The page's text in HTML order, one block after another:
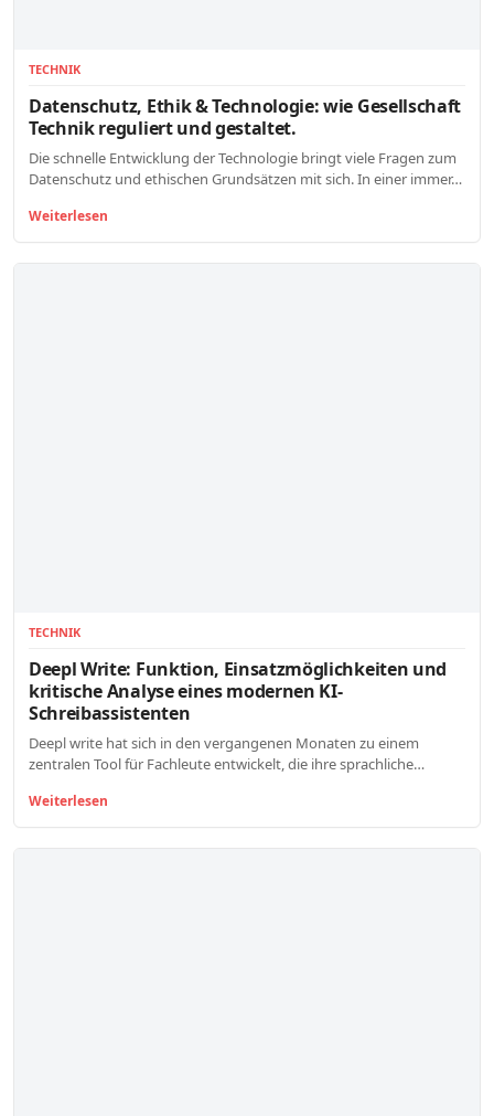
TECHNIK
Datenschutz, Ethik & Technologie: wie Gesellschaft
Technik reguliert und gestaltet.
Die schnelle Entwicklung der Technologie bringt viele Fragen zum
Datenschutz und ethischen Grundsätzen mit sich. In einer immer…
Weiterlesen
TECHNIK
Deepl Write: Funktion, Einsatzmöglichkeiten und
kritische Analyse eines modernen KI-
Schreibassistenten
Deepl write hat sich in den vergangenen Monaten zu einem
zentralen Tool für Fachleute entwickelt, die ihre sprachliche…
Weiterlesen